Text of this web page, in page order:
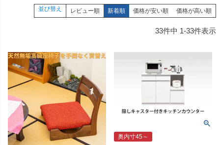
並び替え レビュー順 新着順 価格が安い順 価格が高い順
33件中 1-33件表示
奥内寸45～